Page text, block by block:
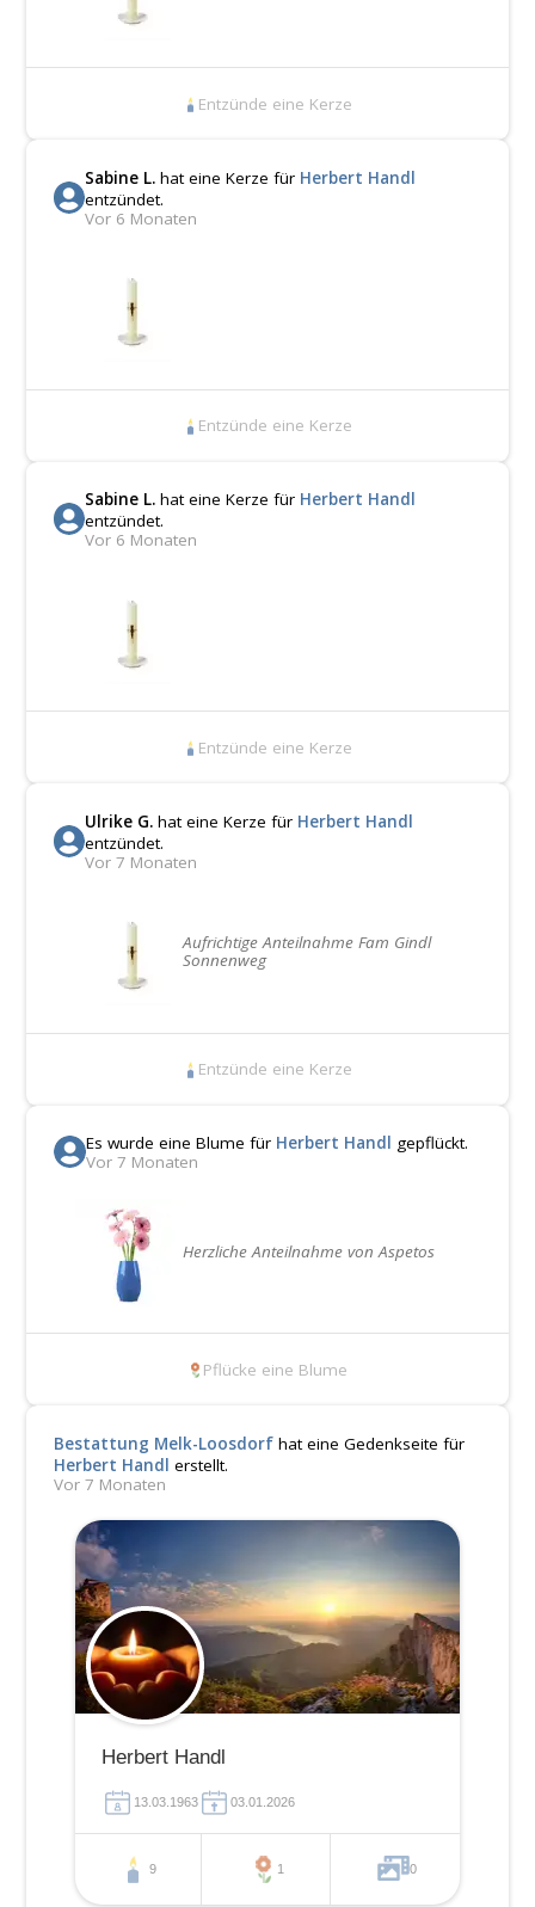
Entzünde eine Kerze
Sabine L.hat eine Kerze für Herbert Handl
entzündet.
Vor 6 Monaten
Entzünde eine Kerze
Sabine L.hat eine Kerze für Herbert Handl
entzündet.
Vor 6 Monaten
Entzünde eine Kerze
Ulrike G.hat eine Kerze für Herbert Handl
entzündet.
Vor 7 Monaten
Aufrichtige Anteilnahme Fam Gindl
Sonnenweg
Entzünde eine Kerze
Es wurde eine Blume für Herbert Handl gepflückt.
Vor 7 Monaten
Herzliche Anteilnahme von Aspetos
Pflücke eine Blume
Bestattung Melk-Loosdorfhat eine Gedenkseite für
Herbert Handl erstellt.
Vor 7 Monaten
Herbert Handl
13.03.1963 03.01.2026
9 1 0